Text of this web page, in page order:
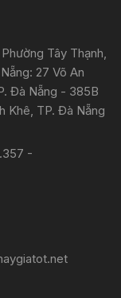
Tây Thạnh,
27 Võ An
Đà Nẵng - 385B
Khê, TP. Đà Nẵng
-